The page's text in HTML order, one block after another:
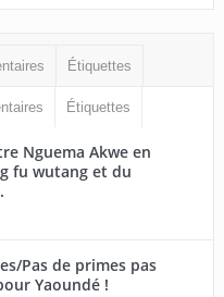
Étiquettes
Étiquettes
Nguema Akwe en
fu wutang et du
Pas de primes pas
Yaoundé !